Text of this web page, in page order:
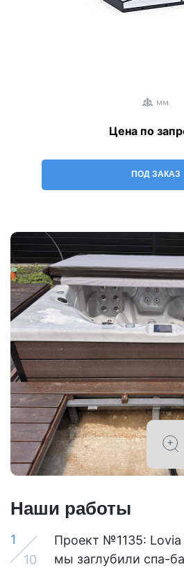
мм
Цена по
ПОД ЗАКАЗ
Наши работы
1
10
Проект №1135: Lovia
мы заглубили спа-